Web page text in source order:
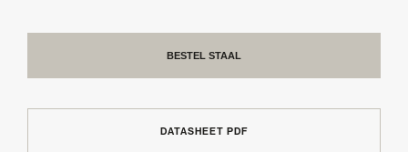
BESTEL STAAL
DATASHEET PDF